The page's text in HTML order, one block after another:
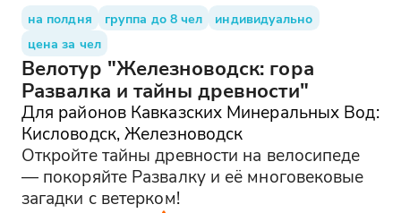
на полдня группа до 8 чел
индивидуально
цена за чел
Велотур "Железноводск: гора
Развалка и тайны древности"
Для районов Кавказских Минеральных Вод:
Кисловодск, Железноводск
Откройте тайны древности на велосипеде
— покоряйте Развалку и её многовековые
загадки с ветерком!